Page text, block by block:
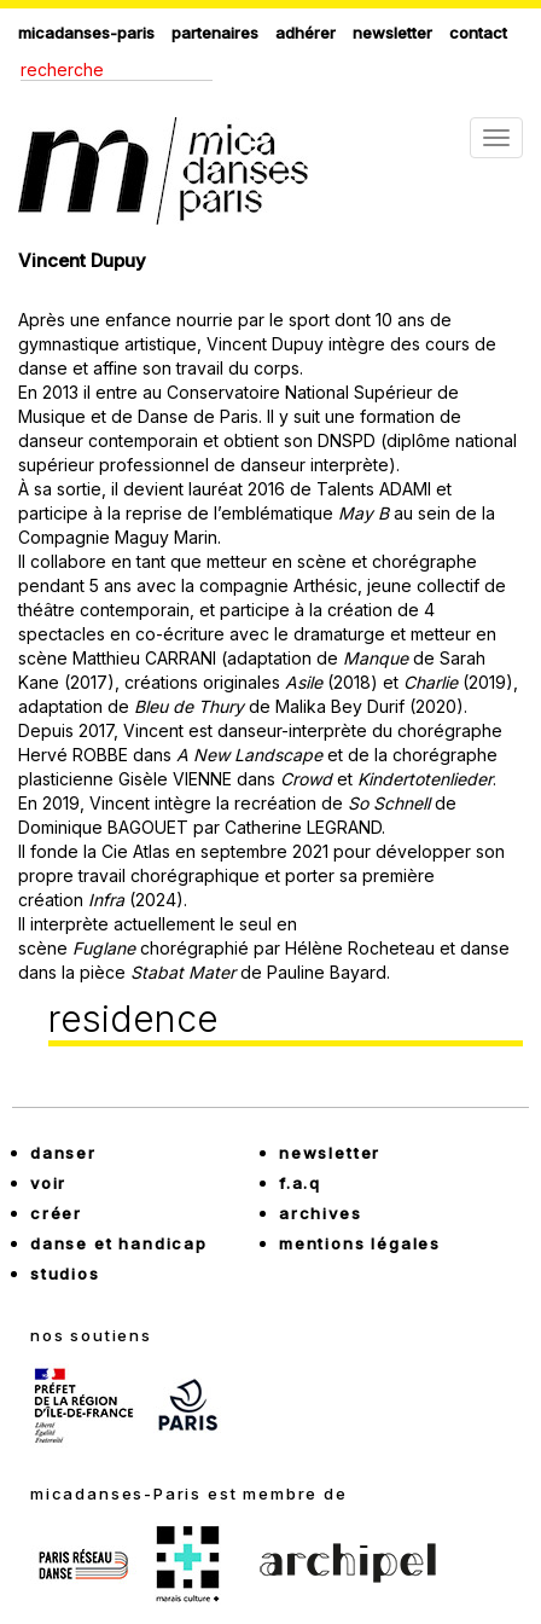
micadanses-paris partenaires adhérer newsletter contact
Vincent Dupuy
Après une enfance nourrie par le sport dont 10 ans de
gymnastique artistique, Vincent Dupuy intègre des cours de
danse et affine son travail du corps.
En 2013 il entre au Conservatoire National Supérieur de
Musique et de Danse de Paris. Il y suit une formation de
danseur contemporain et obtient son DNSPD (diplôme national
supérieur professionnel de danseur interprète).
À sa sortie, il devient lauréat 2016 de Talents ADAMI et
participe à la reprise de l’emblématique May Bau sein de la
Compagnie Maguy Marin.
Il collabore en tant que metteur en scène et chorégraphe
pendant 5 ans avec la compagnie Arthésic, jeune collectif de
théâtre contemporain, et participe à la création de 4
spectacles en co-écriture avec le dramaturge et metteur en
scène Matthieu CARRANI (adaptation de Manquede Sarah
Kane (2017), créations originales Asile(2018) et Charlie (2019),
adaptation de Bleu de Thuryde Malika Bey Durif (2020).
Depuis 2017, Vincent est danseur-interprète du chorégraphe
Hervé ROBBE dans A New Landscapeet de la chorégraphe
plasticienne Gisèle VIENNE dans Crowdet Kindertotenlieder.
En 2019, Vincent intègre la recréation de So Schnellde
Dominique BAGOUET par Catherine LEGRAND.
Il fonde la Cie Atlas en septembre 2021 pour développer son
propre travail chorégraphique et porter sa première
création Infra(2024).
Il interprète actuellement le seul en
scène Fuglanechorégraphié par Hélène Rocheteau et danse
dans la pièce Stabat Materde Pauline Bayard.
residence
danser
voir
créer
danse et handicap
studios
newsletter
f.a.q
archives
mentions légales
nos soutiens
micadanses-Paris est membre de